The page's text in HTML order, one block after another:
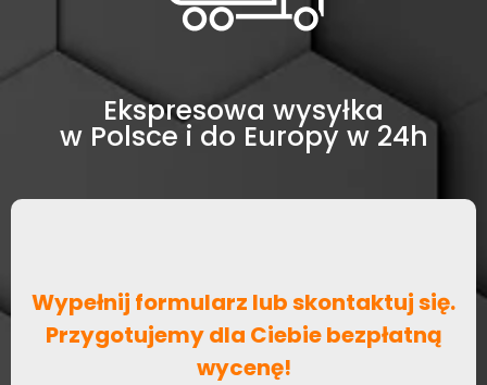
Ekspresowa wysyłka
w Polsce i do Europy w 24h
Wypełnij formularz lub skontaktuj się.
Przygotujemy dla Ciebie bezpłatną
wycenę!